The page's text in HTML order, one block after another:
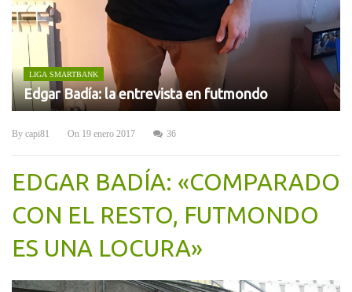
LIGA SMARTBANK
Edgar Badía: la entrevista en futmondo
By capi81 On 19 enero 2017 36
EDGAR BADÍA: «COMPARADO
CON EL RESTO, FUTMONDO
ES UNA LOCURA»